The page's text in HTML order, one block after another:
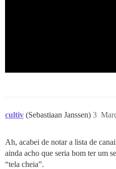
cultiv (Sebastiaan Janssen) 3
Ah, acabei de notar a lista de
ainda acho que seria bom ter um
“tela cheia”.